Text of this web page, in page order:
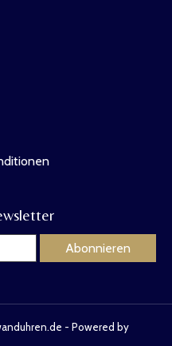
Abonnieren
- Powered by